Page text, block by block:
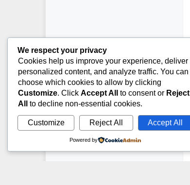
We respect your privacy
Cookies help us improve your experience, deliver
personalized content, and analyze traffic. You can
choose which cookies to allow by clicking
Customize. Click Accept All to consent or Reject
All
to decline non-essential cookies.
Customize Reject All Accept All
Powered by